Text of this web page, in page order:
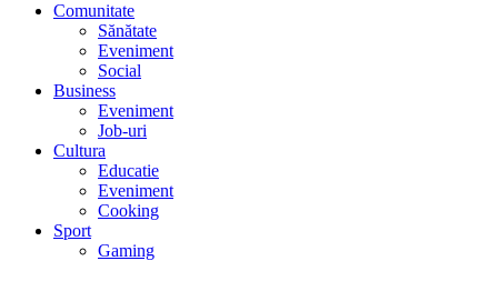
Comunitate
Sănătate
Eveniment
Social
Business
Eveniment
Job-uri
Cultura
Educatie
Eveniment
Cooking
Sport
Gaming